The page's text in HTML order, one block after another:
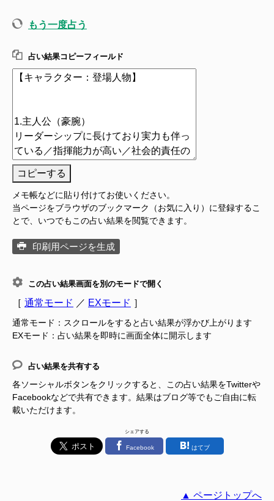
もう一度占う
占い結果コピーフィールド
コピーする
メモ帳などに貼り付けてお使いください。
当ページをブラウザのブックマーク（お気に入り）に登録するこ
とで、いつでもこの占い結果を閲覧できます。
印刷用ページを生成
この占い結果画面を別のモードで開く
［ 通常モード ／ EXモード ］
通常モード：スクロールをすると占い結果が浮かび上がります
EXモード：占い結果を即時に画面全体に開示します
占い結果を共有する
各ソーシャルボタンをクリックすると、この占い結果をTwitterや
Facebookなどで共有できます。結果はブログ等でもご自由に転
載いただけます。
シェアする
Facebook はてブ
▲ ページトップへ